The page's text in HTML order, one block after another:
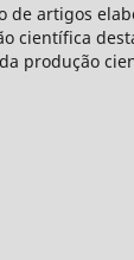
artigos
produção